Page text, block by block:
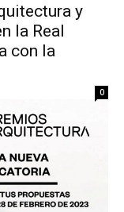
y
la Real
con la
0